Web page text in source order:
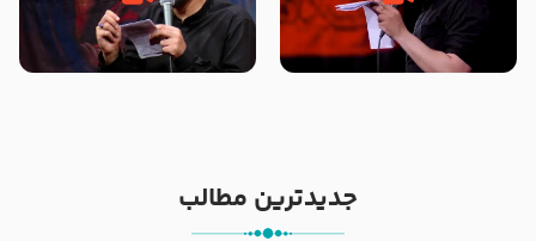
تک ، عبّاس، صاحب دل‌هاست –
حاج حنیف طاهری – عزاداری شب
من غلام نوکراتم من عاشق کربلاتم
– شور زمینه – شب هفتم – محرم
جدیدترین مطالب